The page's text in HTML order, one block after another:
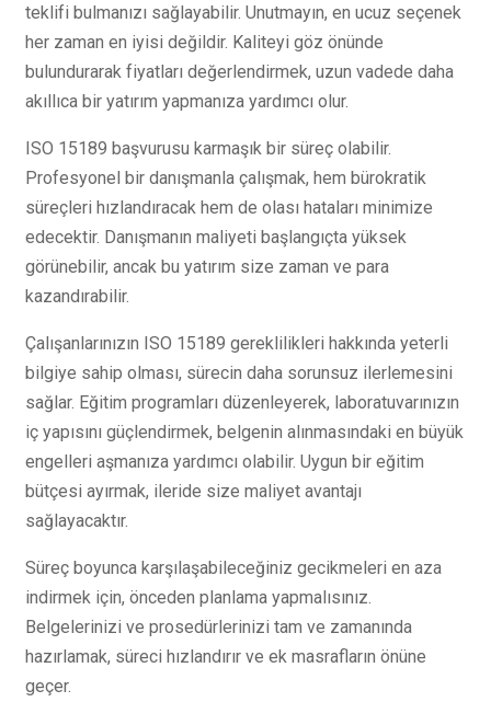
teklifi bulmanızı sağlayabilir. Unutmayın, en ucuz seçenek
her zaman en iyisi değildir. Kaliteyi göz önünde
bulundurarak fiyatları değerlendirmek, uzun vadede daha
akıllıca bir yatırım yapmanıza yardımcı olur.
ISO 15189 başvurusu karmaşık bir süreç olabilir.
Profesyonel bir danışmanla çalışmak, hem bürokratik
süreçleri hızlandıracak hem de olası hataları minimize
edecektir. Danışmanın maliyeti başlangıçta yüksek
görünebilir, ancak bu yatırım size zaman ve para
kazandırabilir.
Çalışanlarınızın ISO 15189 gereklilikleri hakkında yeterli
bilgiye sahip olması, sürecin daha sorunsuz ilerlemesini
sağlar. Eğitim programları düzenleyerek, laboratuvarınızın
iç yapısını güçlendirmek, belgenin alınmasındaki en büyük
engelleri aşmanıza yardımcı olabilir. Uygun bir eğitim
bütçesi ayırmak, ileride size maliyet avantajı
sağlayacaktır.
Süreç boyunca karşılaşabileceğiniz gecikmeleri en aza
indirmek için, önceden planlama yapmalısınız.
Belgelerinizi ve prosedürlerinizi tam ve zamanında
hazırlamak, süreci hızlandırır ve ek masrafların önüne
geçer.